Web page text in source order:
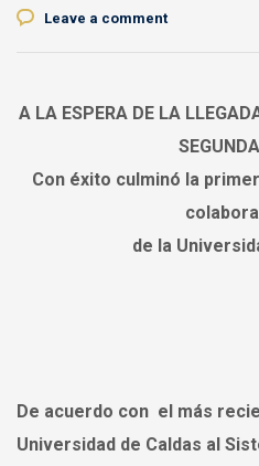
Leave a comment
A LA ESPERA DE LA
Con éxito culminó la
de la
De acuerdo con el más
Universidad de Caldas al